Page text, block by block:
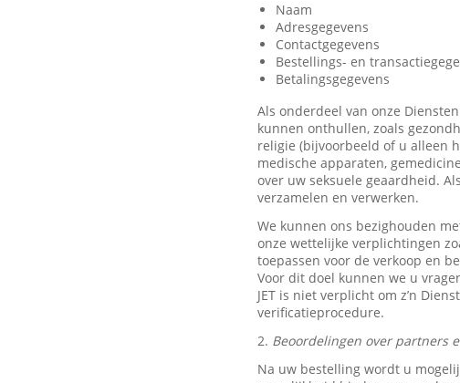
Naam
Adresgegevens
Contactgegevens
Bestellings- en
Betalingsgegevens
Als onderdeel van onze
kunnen onthullen, zoals
religie (bijvoorbeeld of u alleen
medische apparaten,
over uw seksuele geaardheid.
verzamelen en verwerken.
We kunnen ons bezighouden
onze wettelijke verplichtingen
toepassen voor de verkoop en
Voor dit doel kunnen we u
JET is niet verplicht om z’n
verificatieprocedure.
2. Beoordelingen over partners
Na uw bestelling wordt u